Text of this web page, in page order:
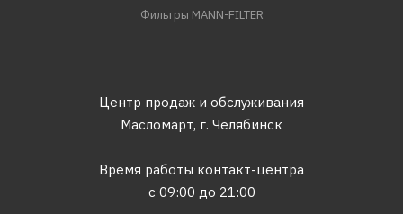
Фильтры MANN-FILTER
Центр продаж и обслуживания
Масломарт, г. Челябинск
Время работы контакт-центра
с 09:00 до 21:00